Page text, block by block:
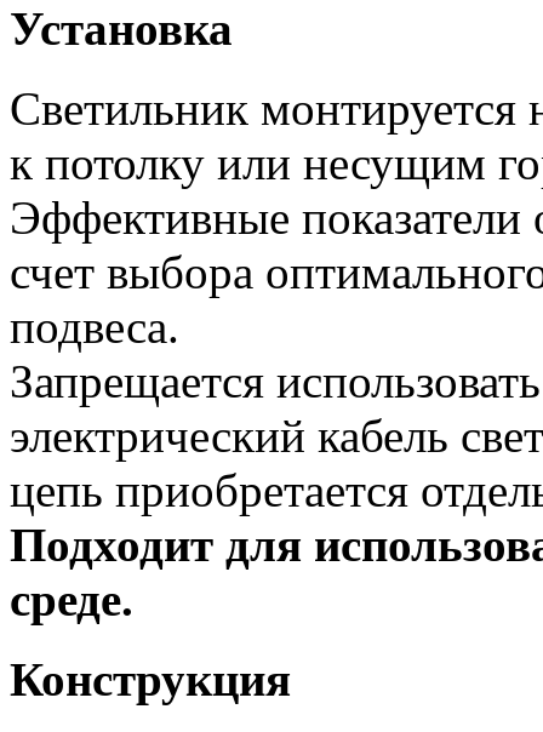
Установка
Светильник монтируется
к потолку или несущим
Эффективные показатели
счет выбора
подвеса.
Запрещается
электрический кабель
цепь приобретается
Подходит для
среде.
Конструкция